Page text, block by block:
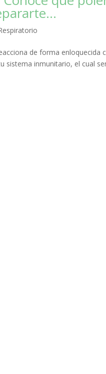
de forma
sistema inmunitario, el cual